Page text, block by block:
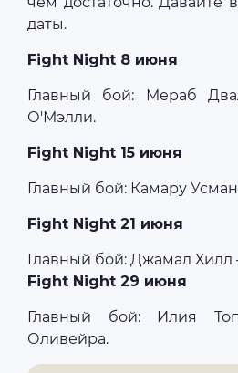
даты.
Fight Night 8 июня
Главный бой: Мераб
О'Мэлли.
Fight Night 15 июня
Главный бой: Камару
Fight Night 21 июня
Главный бой: Джамал Хилл
Fight Night 29 июня
Главный бой: Илия
Оливейра.